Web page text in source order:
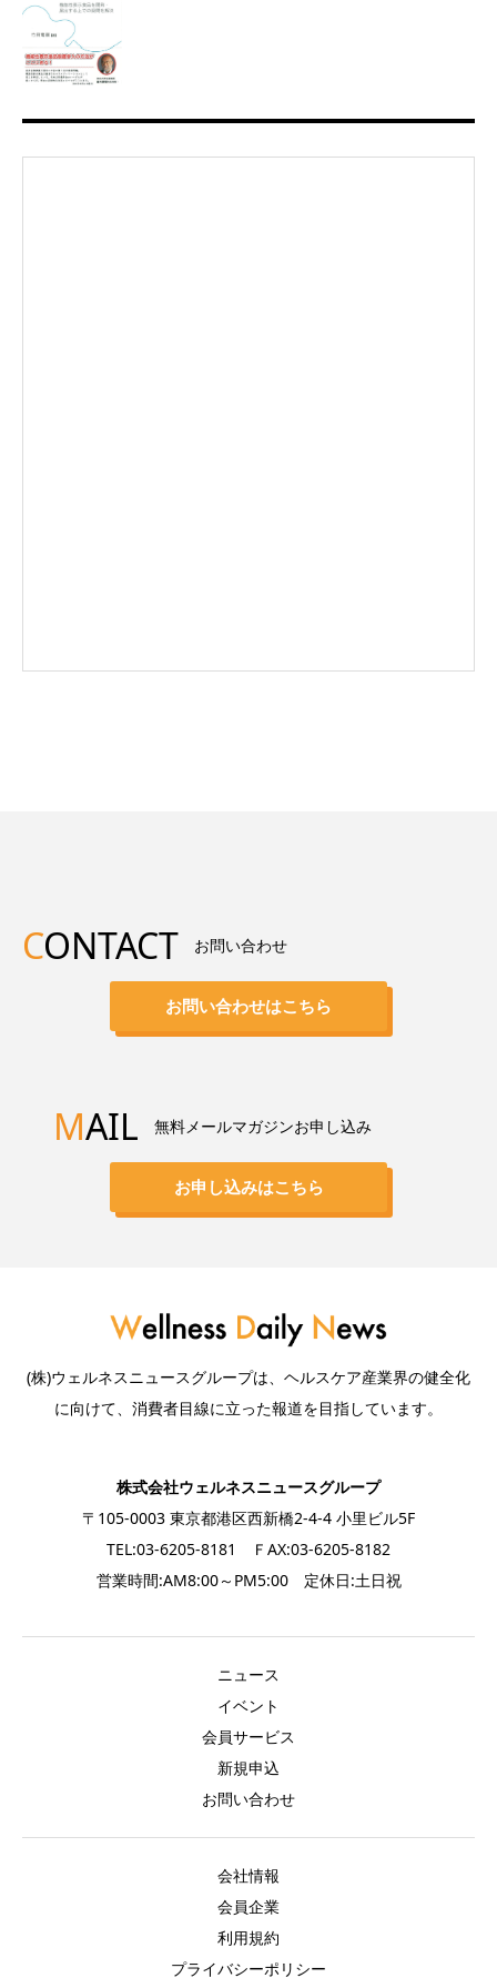
CONTACT お問い合わせ
お問い合わせはこちら
MAIL 無料メールマガジンお申し込み
お申し込みはこちら
(株)ウェルネスニュースグループは、ヘルスケア産業界の健全化
に向けて、消費者目線に立った報道を目指しています。
株式会社ウェルネスニュースグループ
〒105-0003 東京都港区西新橋2-4-4 小里ビル5F
TEL:03-6205-8181 ＦAX:03-6205-8182
営業時間:AM8:00～PM5:00 定休日:土日祝
ニュース
イベント
会員サービス
新規申込
お問い合わせ
会社情報
会員企業
利用規約
プライバシーポリシー